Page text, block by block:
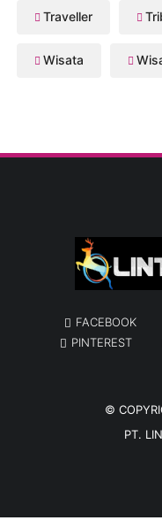
Traveller
Wisata
FACEBOOK
PINTEREST
©
PT.